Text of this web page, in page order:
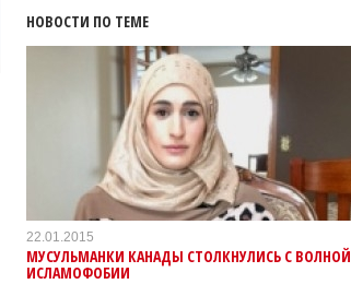
НОВОСТИ ПО ТЕМЕ
22.01.2015
МУСУЛЬМАНКИ КАНАДЫ СТОЛКНУЛИСЬ С ВОЛНОЙ
ИСЛАМОФОБИИ